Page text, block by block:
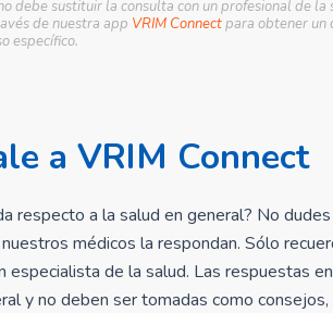
debe sustituir la consulta con un profesional de la
de nuestra app VRIM Connectpara obtener un
específico.
a VRIM Connect
respecto a la salud en general? No
médicos la respondan. Sólo
especialista de la salud. Las respuestas
y no deben ser tomadas como consejos,